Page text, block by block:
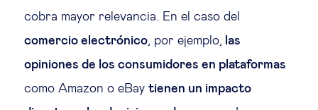
cobra mayor relevancia. En el caso del
comercio electrónico, por ejemplo, las
opiniones de los consumidores en plataformas
como Amazon o eBay tienen un impacto